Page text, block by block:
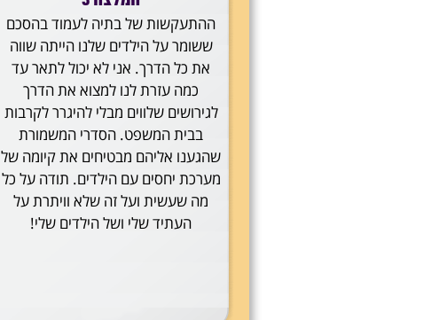
ההתעקשות של בתיה לעמוד בהסכם
ששומר על הילדים שלנו הייתה שווה
את כל הדרך. אני לא יכול לתאר עד
כמה עזרת לנו למצוא את הדרך
לגירושים שלווים מבלי להיגרר לקרבות
בבית המשפט. הסדרי המשמורת
שהגענו אליהם מבטיחים את קיומה של
מערכת יחסים עם הילדים. תודה על כל
מה שעשית ועל זה שלא וויתרת על
העתיד שלי ושל הילדים שלי!